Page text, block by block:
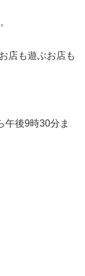
店も遊ぶお店も
午後9時30分ま